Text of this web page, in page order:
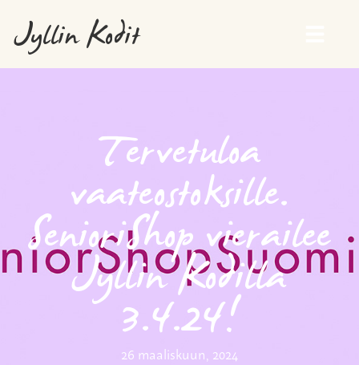
Jyllin Kodit
Tervetuloa
vaateostoksille.
SenioriShop vierailee
Jyllin Kodilla
3.4.24!
26 maaliskuun, 2024